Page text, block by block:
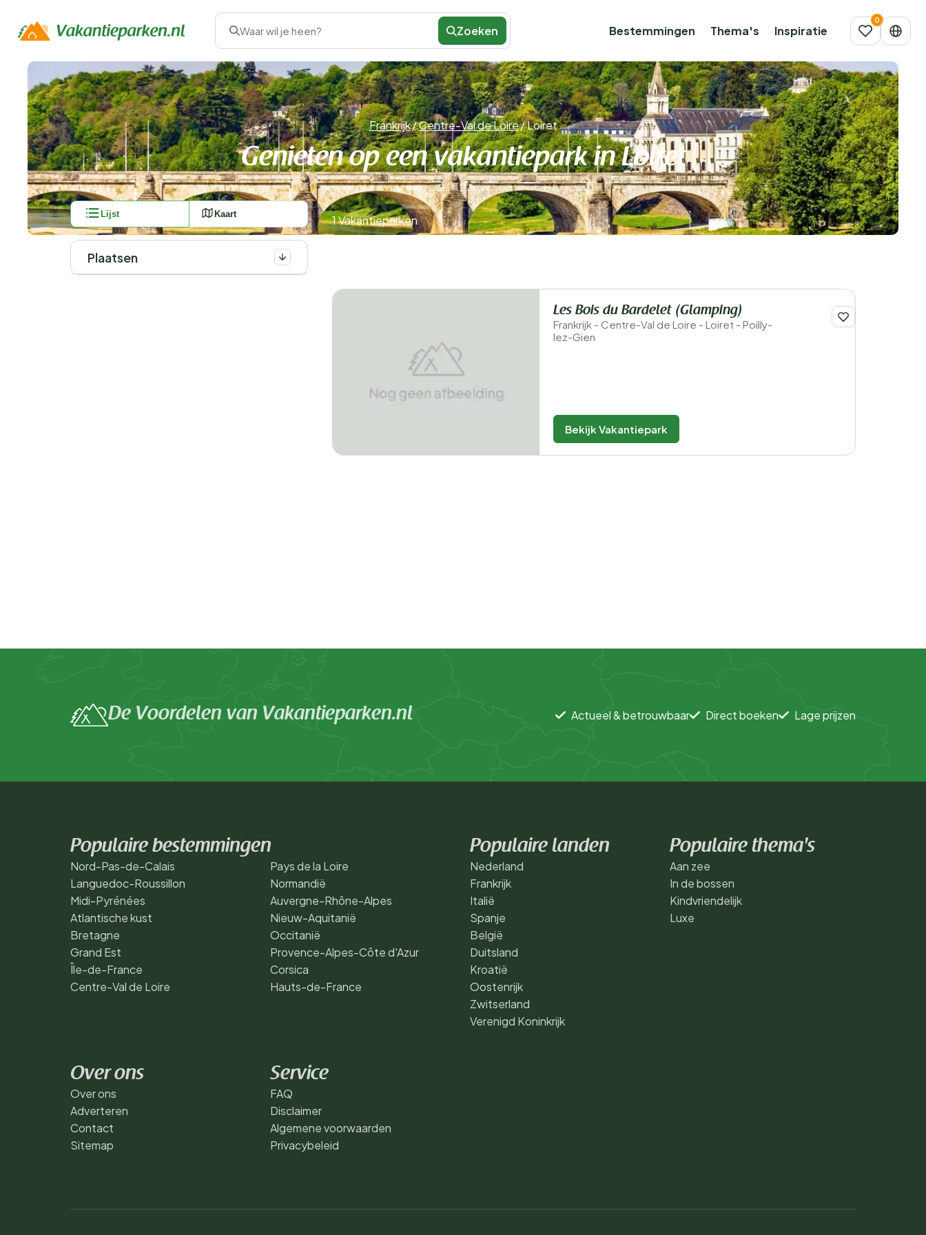
Waar wil je heen? Zoeken Bestemmingen Thema's Inspiratie
Frankrijk/Centre-Val de Loire/Loiret
Genieten op een vakantiepark in Loiret
Lijst Kaart
Plaatsen
1 Vakantieparken
Les Bois du Bardelet (Glamping)
Frankrijk - Centre-Val de Loire - Loiret - Poilly-
lez-Gien
Bekijk Vakantiepark
De Voordelen van Vakantieparken.nl Actueel & betrouwbaar Direct boeken Lage prijzen
Populaire bestemmingen
Nord-Pas-de-Calais
Languedoc-Roussillon
Midi-Pyrénées
Atlantische kust
Bretagne
Grand Est
Île-de-France
Centre-Val de Loire
Pays de la Loire
Normandië
Auvergne-Rhône-Alpes
Nieuw-Aquitanië
Occitanië
Provence-Alpes-Côte d'Azur
Corsica
Hauts-de-France
Populaire landen
Nederland
Frankrijk
Italië
Spanje
België
Duitsland
Kroatië
Oostenrijk
Zwitserland
Verenigd Koninkrijk
Populaire thema's
Aan zee
In de bossen
Kindvriendelijk
Luxe
Over ons
Over ons
Adverteren
Contact
Sitemap
Service
FAQ
Disclaimer
Algemene voorwaarden
Privacybeleid